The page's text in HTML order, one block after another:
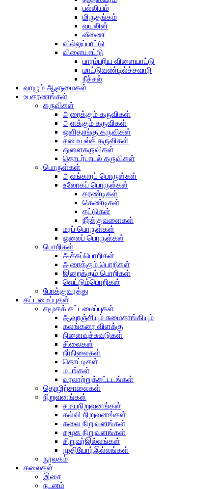
பல்லியம்
மிருதங்கம்
வயலின்
வீணை
வில்லுப்பாட்டு
விளையாட்டு
பாரம்பரிய விளையாட்டு
மாட்டுவண்டில்ச்சவாரி
நீச்சல்
வாழும் ஆளுமைகள்
உபகரணங்கள்
கருவிகள்
அரைக்கும் கருவிகள்
அளக்கும் கருவிகள்
ஒளிதாங்கு கருவிகள்
சமையல்க் கருவிகள்
துளைகருவிகள்
தொடர்பாடல் கருவிகள்
பொருள்கள்
அலங்காரப் பொருள்கள்
உலோகப் பொருள்கள்
கரண்டிகள்
கெண்டிகள்
தட்டுகள்
நீர்க்குவளைகள்
மரப் பொருள்கள்
ஓலைப் பொருள்கள்
பொறிகள்
அச்சுப்பொறிகள்
அரைக்கும் பொறிகள்
இறைக்கும் பொறிகள்
வெட்டும்பொறிகள்
போக்குவரத்து
கட்டமைப்புகள்
சமூகக் கட்டமைப்புகள்
ஆவுரஞ்சியும் சுமைதாங்கியும்
கலங்கரை விளக்கு
நினைவுச்சுவடுகள்
சிலைகள்
நீர்நிலைகள்
தொட்டிகள்
மடங்கள்
வரலாற்றுக்கட்டடங்கள்
தொழிற்சாலைகள்
நிறுவனங்கள்
சமயநிறுவனங்கள்
கல்வி நிறுவனங்கள்
கலை நிறுவனங்கள்
சமூக நிறுவனங்கள்
சிறுவர்இல்லங்கள்
முதியோர்இல்லங்கள்
நூலகம்
கலைகள்
இசை
நடனம்